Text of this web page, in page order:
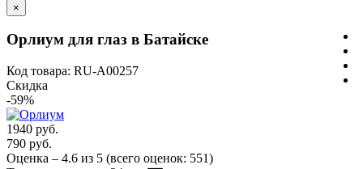
×
Орлиум для глаз в Батайске
Код товара: RU-A00257
Скидка
-59%
1940 руб.
790 руб.
Оценка – 4.6 из 5 (всего оценок: 551)